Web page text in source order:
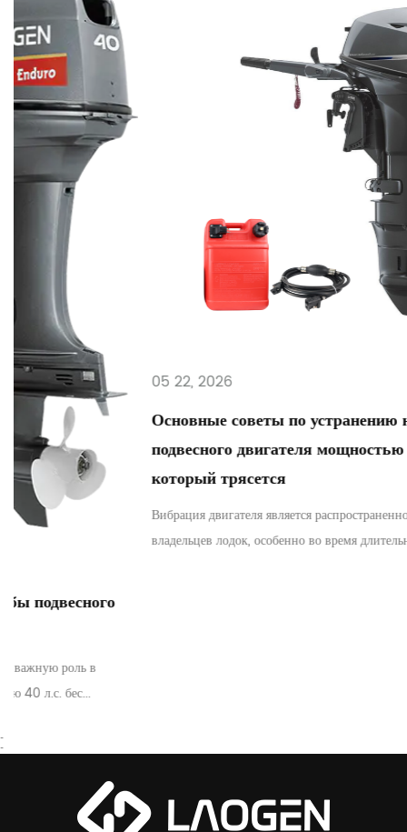
05 22, 2026
Основные советы по устранению неполадок
подвесного двигателя мощностью 40 л.с.,
который трясется
Вибрация двигателя является распространенной проблемой среди
владельцев лодок, особенно во время длительной эксплуата...
-
-